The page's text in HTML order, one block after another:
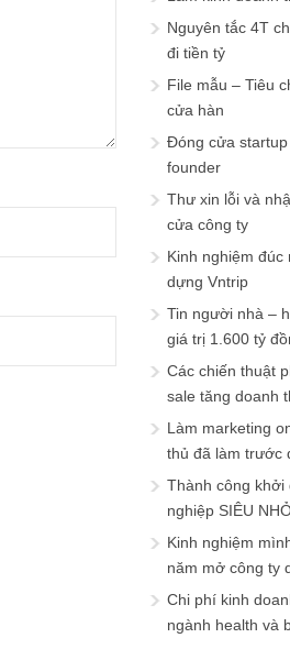
Nguyên tắc 4T
đi tiền tỷ
File mẫu – Tiêu
cửa hàn
Đóng cửa
founder
Thư xin lỗi và
cửa công ty
Kinh nghiệm đúc
dựng Vntrip
Tin người nhà –
giá trị 1.600 tỷ
Các chiến thuật
sale tăng doanh
Làm marketing
thủ đã làm trước
Thành công khởi
nghiệp SIÊU
Kinh nghiệm
năm mở công ty
Chi phí kinh
ngành health và